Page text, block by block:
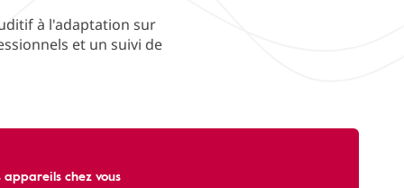
à l'adaptation sur
et un suivi de
appareils chez vous